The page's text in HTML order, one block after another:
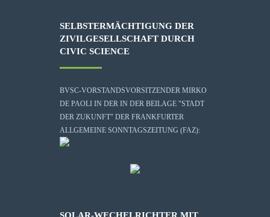
SELBSTERMÄCHTIGUNG DER
ZIVILGESELLSCHAFT DURCH
CIVIC SCIENCE
BVSC-VORSTANDSVORSITZENDER MIRKO
DE PAOLI IN DER IN DER BEILAGE "STADT
DER ZUKUNFT" DER FRANKFURTER
ALLGEMEINE SONNTAGSZEITUNG (FAZ):